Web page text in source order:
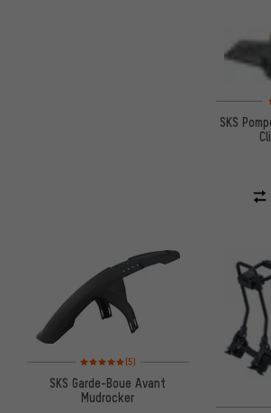
SKS
Note moyenne : 5 sur 5 d'après 5 avis
(5)
SKS Garde-Boue Avant
Mudrocker